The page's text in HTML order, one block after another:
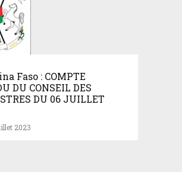
Faso : COMPTE
DU CONSEIL DES
DU 06 JUILLET
2023